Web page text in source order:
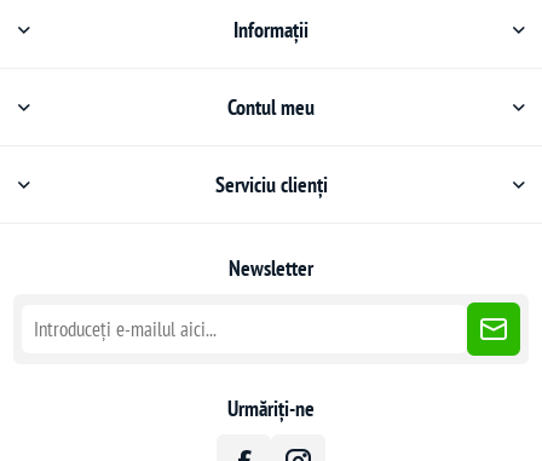
Informații
Contul meu
Serviciu clienți
Newsletter
Urmăriți-ne